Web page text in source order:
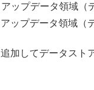
ップデータ領域（
ップデータ領域（
加してデータスト